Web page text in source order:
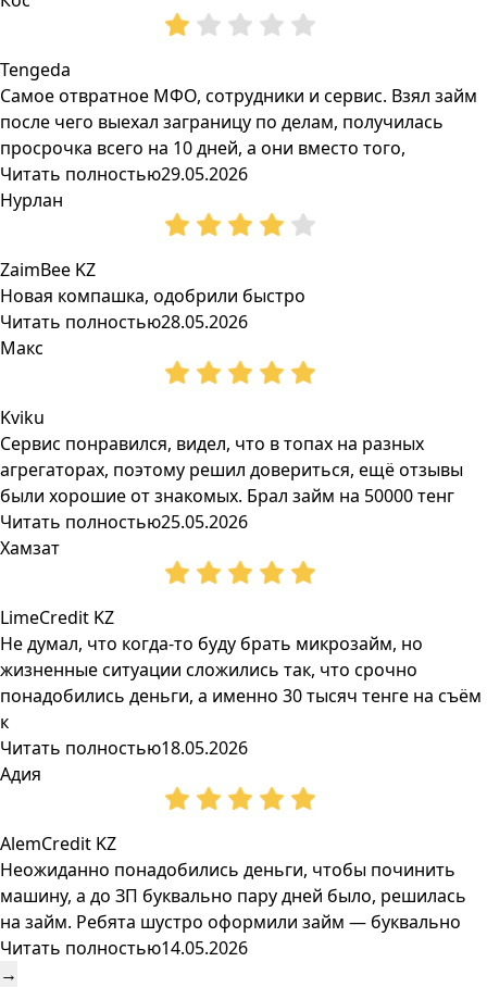
Tengeda
Самое отвратное МФО, сотрудники и сервис. Взял займ
после чего выехал заграницу по делам, получилась
просрочка всего на 10 дней, а они вместо того,
Читать полностью29.05.2026
Нурлан
ZaimBee KZ
Новая компашка, одобрили быстро
Читать полностью28.05.2026
Макс
Kviku
Сервис понравился, видел, что в топах на разных
агрегаторах, поэтому решил довериться, ещё отзывы
были хорошие от знакомых. Брал займ на 50000 тенг
Читать полностью25.05.2026
Хамзат
LimeCredit KZ
Не думал, что когда-то буду брать микрозайм, но
жизненные ситуации сложились так, что срочно
понадобились деньги, а именно 30 тысяч тенге на съём
к
Читать полностью18.05.2026
Адия
AlemCredit KZ
Неожиданно понадобились деньги, чтобы починить
машину, а до ЗП буквально пару дней было, решилась
на займ. Ребята шустро оформили займ — буквально
Читать полностью14.05.2026
→